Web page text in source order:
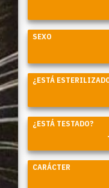
SEXO
¿ESTÁ
¿ESTÁ TESTADO?
CARÁCTER